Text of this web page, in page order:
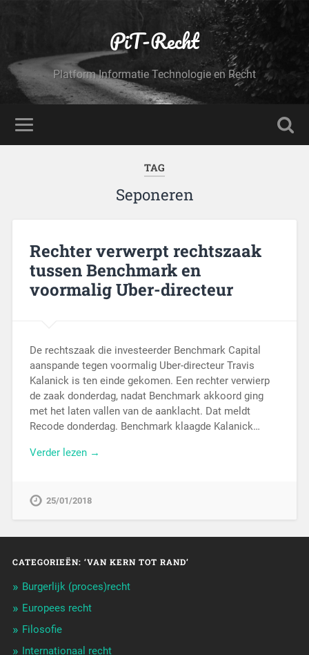
PiT-Recht
Platform Informatie Technologie en Recht
TAG
Seponeren
Rechter verwerpt rechtszaak
tussen Benchmark en
voormalig Uber-directeur
De rechtszaak die investeerder Benchmark Capital
aanspande tegen voormalig Uber-directeur Travis
Kalanick is ten einde gekomen. Een rechter verwierp
de zaak donderdag, nadat Benchmark akkoord ging
met het laten vallen van de aanklacht. Dat meldt
Recode donderdag. Benchmark klaagde Kalanick…
Verder lezen →
25/01/2018
CATEGORIEËN: ‘VAN KERN TOT RAND’
Burgerlijk (proces)recht
Europees recht
Filosofie
Internationaal recht